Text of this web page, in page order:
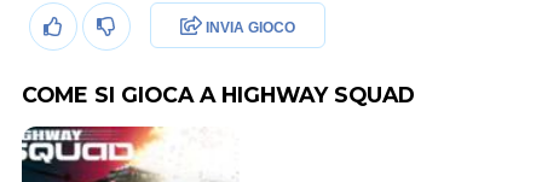
INVIA GIOCO
COME SI GIOCA A HIGHWAY SQUAD